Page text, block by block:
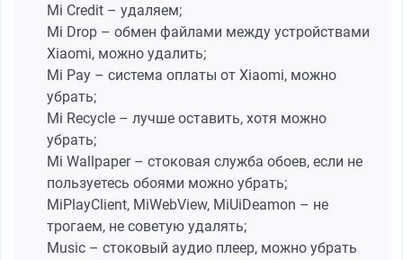
Mi Credit – удаляем;
Mi Drop – обмен файлами между устройствами
Xiaomi, можно удалить;
Mi Pay – система оплаты от Xiaomi, можно
убрать;
Mi Recycle – лучше оставить, хотя можно
убрать;
Mi Wallpaper – стоковая служба обоев, если не
пользуетесь обоями можно убрать;
MiPlayClient, MiWebView, MiUiDeamon – не
трогаем, не советую удалять;
Music – стоковый аудио плеер, можно убрать